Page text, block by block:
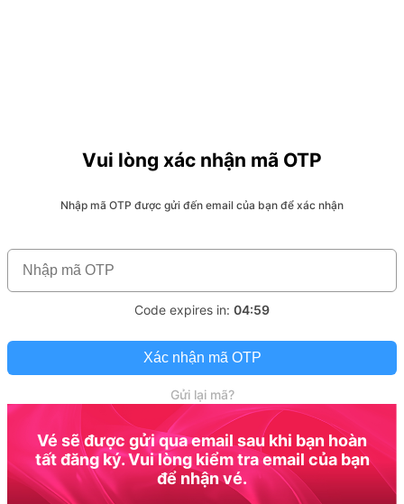
Vui lòng xác nhận mã OTP
Nhập mã OTP được gửi đến email của bạn để xác nhận
Code expires in: 04:59
Xác nhận mã OTP
Gửi lại mã?
Vé sẽ được gửi qua email sau khi bạn hoàn
tất đăng ký. Vui lòng kiểm tra email của bạn
để nhận vé.